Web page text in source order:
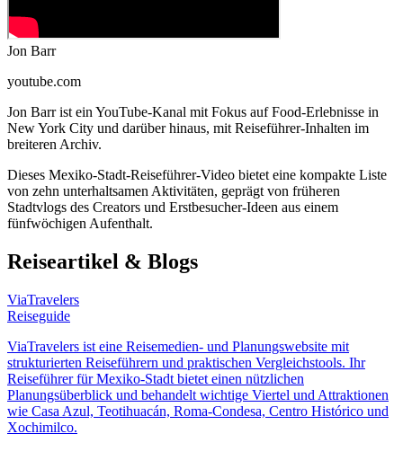
Jon Barr
youtube.com
Jon Barr ist ein YouTube-Kanal mit Fokus auf Food-Erlebnisse in
New York City und darüber hinaus, mit Reiseführer-Inhalten im
breiteren Archiv.
Dieses Mexiko-Stadt-Reiseführer-Video bietet eine kompakte Liste
von zehn unterhaltsamen Aktivitäten, geprägt von früheren
Stadtvlogs des Creators und Erstbesucher-Ideen aus einem
fünfwöchigen Aufenthalt.
Reiseartikel & Blogs
ViaTravelers
Reiseguide
ViaTravelers ist eine Reisemedien- und Planungswebsite mit
strukturierten Reiseführern und praktischen Vergleichstools. Ihr
Reiseführer für Mexiko-Stadt bietet einen nützlichen
Planungsüberblick und behandelt wichtige Viertel und Attraktionen
wie Casa Azul, Teotihuacán, Roma-Condesa, Centro Histórico und
Xochimilco.